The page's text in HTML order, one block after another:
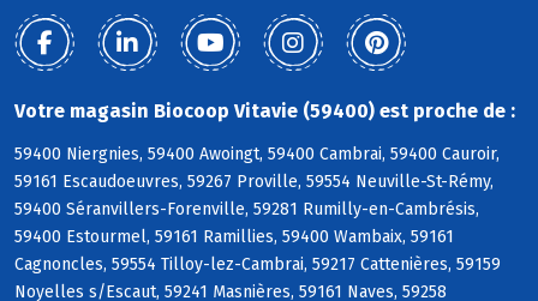
Votre magasin Biocoop Vitavie (59400) est proche de :
59400 Niergnies, 59400 Awoingt, 59400 Cambrai, 59400 Cauroir,
59161 Escaudoeuvres, 59267 Proville, 59554 Neuville-St-Rémy,
59400 Séranvillers-Forenville, 59281 Rumilly-en-Cambrésis,
59400 Estourmel, 59161 Ramillies, 59400 Wambaix, 59161
Cagnoncles, 59554 Tilloy-lez-Cambrai, 59217 Cattenières, 59159
Noyelles s/Escaut, 59241 Masnières, 59161 Naves, 59258